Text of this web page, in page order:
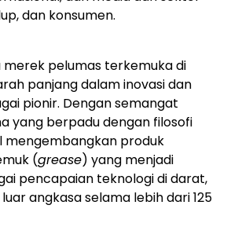
dan konsumen.
merek pelumas terkemuka di
panjang dalam inovasi dan
pionir. Dengan semangat
yang berpadu dengan filosofi
mengembangkan produk
(grease) yang menjadi
pencapaian teknologi di darat,
angkasa selama lebih dari 125